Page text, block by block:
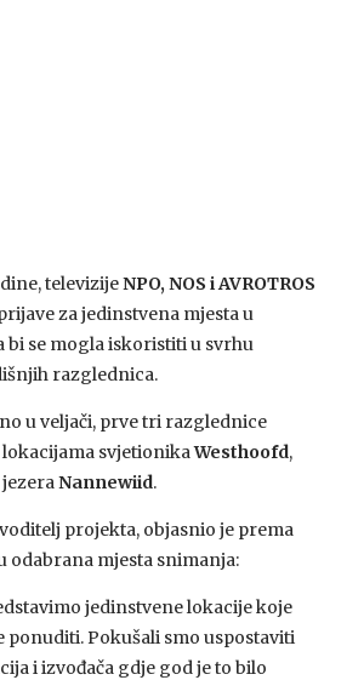
televizijeNPO, NOS i AVROTROS
za jedinstvena mjesta u
bi se mogla iskoristiti u svrhu
razglednica.
u veljači, prve tri razglednice
lokacijama svjetionikaWesthoofd,
Nannewiid.
projekta, objasnio je prema
odabrana mjesta snimanja:
jedinstvene lokacije koje
ponuditi. Pokušali smo uspostaviti
i izvođača gdje god je to bilo